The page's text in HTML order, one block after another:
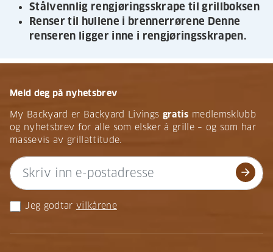
Stålvennlig rengjøringsskrape til grillboksen
Renser til hullene i brennerrørene Denne
renseren ligger inne i rengjøringsskrapen.
Meld deg på nyhetsbrev
My Backyard er Backyard Livings gratis medlemsklubb
og nyhetsbrev for alle som elsker å grille – og som har
massevis av grillattitude.
arrow_forward
Jeg godtar vilkårene